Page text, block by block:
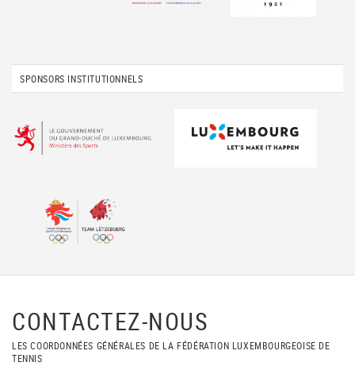
SPONSORS INSTITUTIONNELS
CONTACTEZ-NOUS
LES COORDONNÉES GÉNÉRALES DE LA FÉDÉRATION LUXEMBOURGEOISE DE
TENNIS